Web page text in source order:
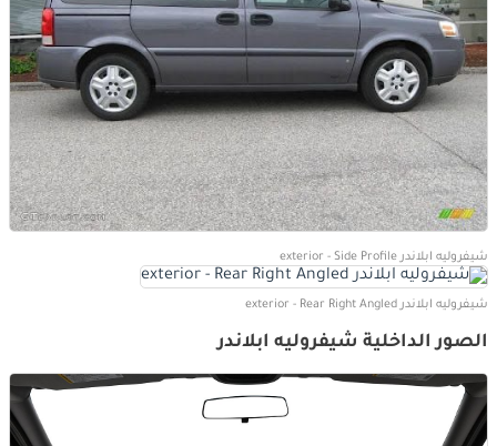
شيفروليه ابلاندر exterior - Side Profile
شيفروليه ابلاندر exterior - Rear Right Angled
الصور الداخلية شيفروليه ابلاندر